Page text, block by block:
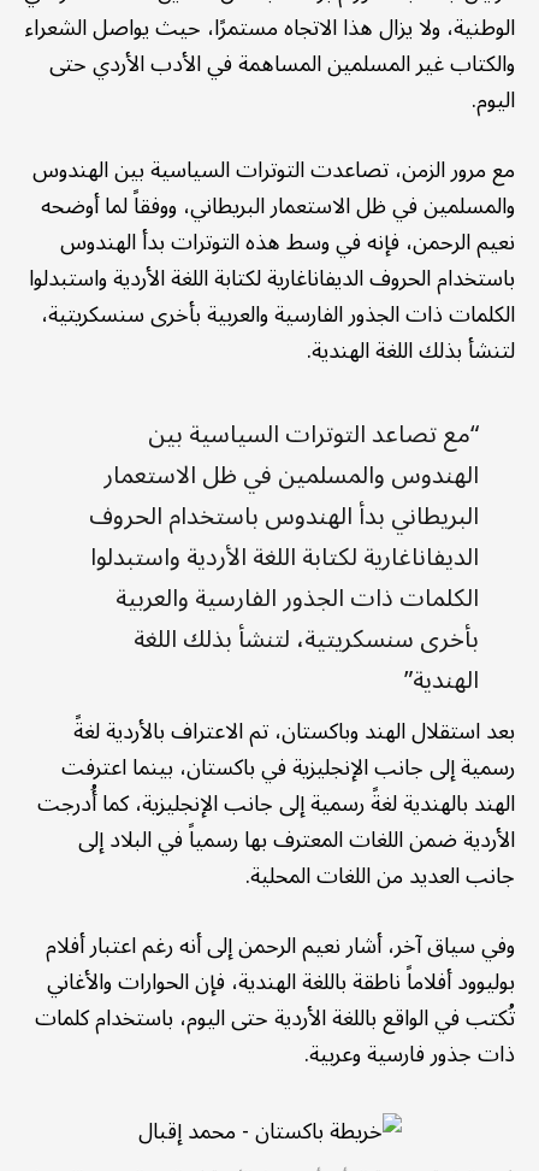
الوطنية، ولا يزال هذا الاتجاه مستمرًا، حيث يواصل الشعراء
والكتاب غير المسلمين المساهمة في الأدب الأردي حتى
اليوم.
مع مرور الزمن، تصاعدت التوترات السياسية بين الهندوس
والمسلمين في ظل الاستعمار البريطاني، ووفقاً لما أوضحه
نعيم الرحمن، فإنه في وسط هذه التوترات بدأ الهندوس
باستخدام الحروف الديفاناغارية لكتابة اللغة الأردية واستبدلوا
الكلمات ذات الجذور الفارسية والعربية بأخرى سنسكريتية،
لتنشأ بذلك اللغة الهندية.
“مع تصاعد التوترات السياسية بين
الهندوس والمسلمين في ظل الاستعمار
البريطاني بدأ الهندوس باستخدام الحروف
الديفاناغارية لكتابة اللغة الأردية واستبدلوا
الكلمات ذات الجذور الفارسية والعربية
بأخرى سنسكريتية، لتنشأ بذلك اللغة
الهندية”
بعد استقلال الهند وباكستان، تم الاعتراف بالأردية لغةً
رسمية إلى جانب الإنجليزية في باكستان، بينما اعترفت
الهند بالهندية لغةً رسمية إلى جانب الإنجليزية، كما أُدرجت
الأردية ضمن اللغات المعترف بها رسمياً في البلاد إلى
جانب العديد من اللغات المحلية.
وفي سياق آخر، أشار نعيم الرحمن إلى أنه رغم اعتبار أفلام
بوليوود أفلاماً ناطقة باللغة الهندية، فإن الحوارات والأغاني
تُكتب في الواقع باللغة الأردية حتى اليوم، باستخدام كلمات
ذات جذور فارسية وعربية.